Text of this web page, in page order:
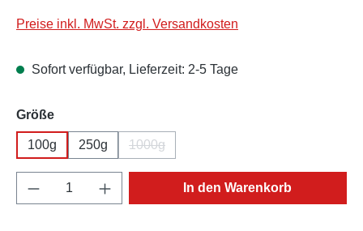
Preise inkl. MwSt. zzgl. Versandkosten
Sofort verfügbar, Lieferzeit: 2-5 Tage
Größeauswählen
100g 250g 1000g
(Diese Option ist zurzeit nicht verfügbar.)
Produkt Anzahl: Gib den gewünschten
In den Warenkorb